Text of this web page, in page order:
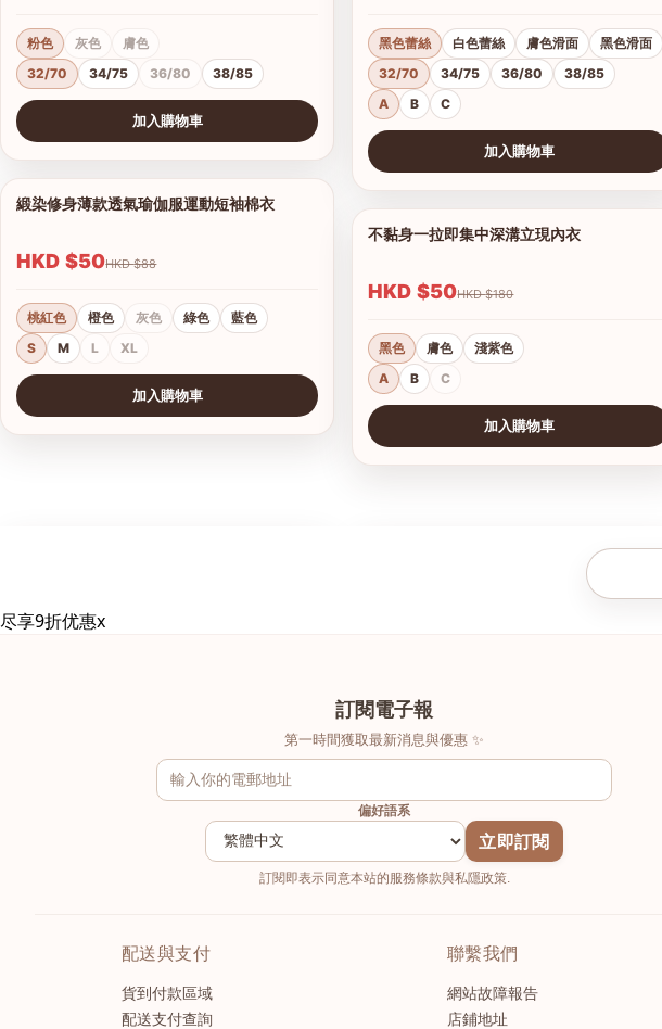
粉色 灰色
膚色
32/70
34/75 36/80 38/85
加入購物車
緞染修身薄款透氣瑜伽服運動短袖棉衣
HKD $50 HKD $88
桃紅色 橙色 灰色 綠色
藍色
S
M L XL
加入購物車
黑色蕾絲 白色蕾絲 膚色滑面
黑色滑面
32/70
34/75 36/80
38/85
A
B C
加入購物車
不黏身一拉即集中深溝立現內衣
HKD $50 HKD $180
黑色 膚色
淺紫色
A
B C
加入購物車
尽享9折优惠x
訂閱電子報
第一時間獲取最新消息與優惠 ✨
偏好語系
立即訂閱
訂閱即表示同意本站的服務條款與私隱政策.
配送與支付
貨到付款區域
配送支付查詢
聯繫我們
網站故障報告
店鋪地址